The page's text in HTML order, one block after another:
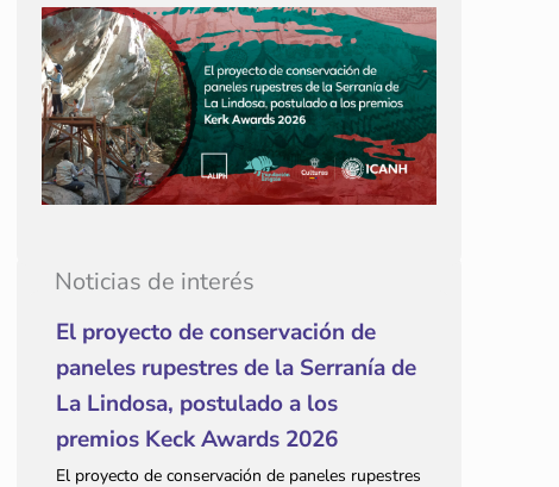
Noticias de interés
El proyecto de conservación de
paneles rupestres de la Serranía de
La Lindosa, postulado a los
premios Keck Awards 2026
El proyecto de conservación de paneles rupestres